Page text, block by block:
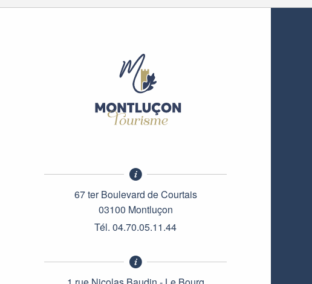
67 ter Boulevard de Courtais
03100 Montluçon
Tél. 04.70.05.11.44